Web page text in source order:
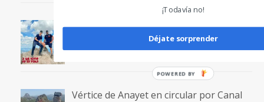
Urbión en circular visitando el Hayedo
Vértice de Anayet en circular por Canal
¡Todavía no!
Déjate sorprender